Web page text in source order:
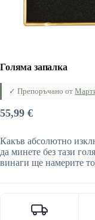
Голяма запалка
✓ Препоръчано от
55,99 €
Какъв абсолютно
да минете без тази
винаги ще намерите